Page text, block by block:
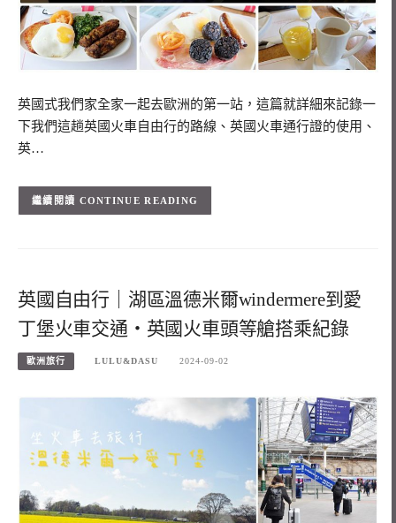
英國式我們家全家一起去歐洲的第一站，這篇就詳細來記錄一
下我們這趟英國火車自由行的路線、英國火車通行證的使用、
英…
CONTINUE READING
英國自由行｜湖區溫德米爾windermere到愛
丁堡火車交通・英國火車頭等艙搭乘紀錄
歐洲旅行 LULU&DASU 2024-09-02